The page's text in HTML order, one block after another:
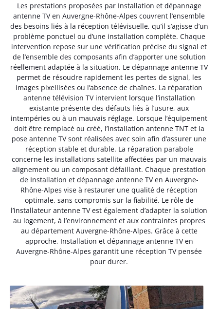
Les prestations proposées par Installation et dépannage
antenne TV en Auvergne-Rhône-Alpes couvrent l’ensemble
des besoins liés à la réception télévisuelle, qu’il s’agisse d’un
problème ponctuel ou d’une installation complète. Chaque
intervention repose sur une vérification précise du signal et
de l’ensemble des composants afin d’apporter une solution
réellement adaptée à la situation. Le dépannage antenne TV
permet de résoudre rapidement les pertes de signal, les
images pixellisées ou l’absence de chaînes. La réparation
antenne télévision TV intervient lorsque l’installation
existante présente des défauts liés à l’usure, aux
intempéries ou à un mauvais réglage. Lorsque l’équipement
doit être remplacé ou créé, l’installation antenne TNT et la
pose antenne TV sont réalisées avec soin afin d’assurer une
réception stable et durable. La réparation parabole
concerne les installations satellite affectées par un mauvais
alignement ou un composant défaillant. Chaque prestation
de Installation et dépannage antenne TV en Auvergne-
Rhône-Alpes vise à restaurer une qualité de réception
optimale, sans compromis sur la fiabilité. Le rôle de
l’installateur antenne TV est également d’adapter la solution
au logement, à l’environnement et aux contraintes propres
au département Auvergne-Rhône-Alpes. Grâce à cette
approche, Installation et dépannage antenne TV en
Auvergne-Rhône-Alpes garantit une réception TV pensée
pour durer.